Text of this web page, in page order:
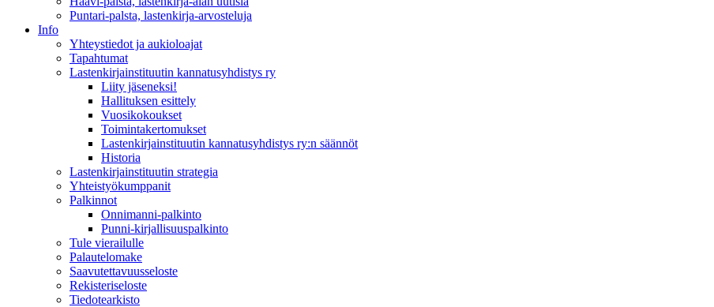
Puntari-palsta, lastenkirja-arvosteluja
Info
Yhteystiedot ja aukioloajat
Tapahtumat
Lastenkirjainstituutin kannatusyhdistys ry
Liity jäseneksi!
Hallituksen esittely
Vuosikokoukset
Toimintakertomukset
Lastenkirjainstituutin kannatusyhdistys ry:n säännöt
Historia
Lastenkirjainstituutin strategia
Yhteistyökumppanit
Palkinnot
Onnimanni-palkinto
Punni-kirjallisuuspalkinto
Tule vierailulle
Palautelomake
Saavutettavuusseloste
Rekisteriseloste
Tiedotearkisto